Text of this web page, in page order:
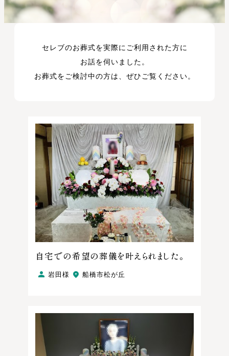
セレブのお葬式を実際にご利用された方に
お話を伺いました。
お葬式をご検討中の方は、ぜひご覧ください。
自宅での希望の葬儀を叶えられました。
岩田様 船橋市松が丘